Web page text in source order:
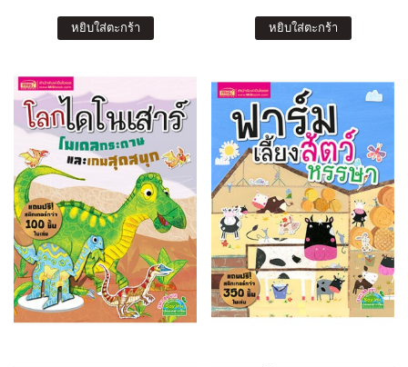
หยิบใส่ตะกร้า หยิบใส่ตะกร้า